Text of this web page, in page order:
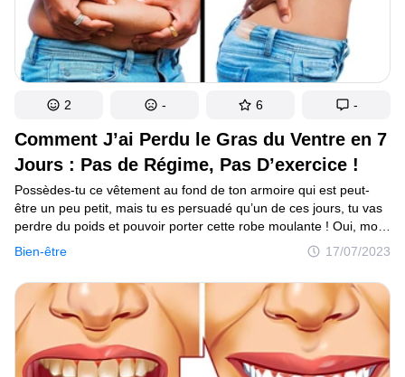
résultats.
Comment J’ai Perdu le Gras du Ventre en 7
Jours : Pas de Régime, Pas D’exercice !
Bien-être 17/07/2023
Possèdes-tu ce vêtement au fond de ton armoire qui est peut-
être un peu petit, mais tu es persuadé qu’un de ces jours, tu vas
perdre du poids et pouvoir porter cette robe moulante ! Oui, moi
aussi ! La chose qui m’empêche de mettre cette robe, c’est...
mon ventre... littéralement ! J’ai donc décidé de faire quelque
chose. Je me suis débarrassée de ma bedaine en une seule
semaine sans régime extrême et sans devoir passer des heures
à la salle de sport ! Tu veux savoir mon secret ?
2 - 6 -